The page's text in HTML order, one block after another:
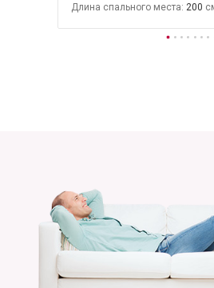
Длина спального места: 200